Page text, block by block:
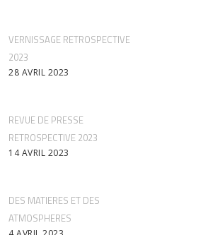
VERNISSAGE RETROSPECTIVE
2023
28 AVRIL 2023
REVUE DE PRESSE
RETROSPECTIVE 2023
14 AVRIL 2023
DES MATIERES ET DES
ATMOSPHERES